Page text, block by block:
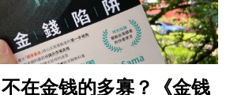
在金钱的多寡？《金钱